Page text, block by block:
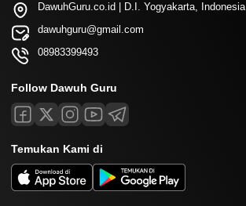
DawuhGuru.co.id | D.I. Yogyakarta, Indonesia
dawuhguru@gmail.com
08983399493
Follow Dawuh Guru
Temukan Kami di